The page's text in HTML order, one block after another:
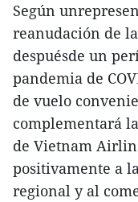
Según
reanudación de
despuésde un
pandemia de
de vuelo
complementará
de Vietnam
positivamente a
regional y al